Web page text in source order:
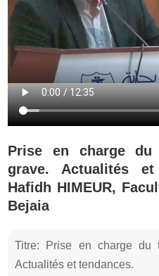
Prise en charge du
grave. Actualités
Hafidh HIMEUR,
Bejaia
Titre: Prise en charge du
Actualités et tendances.